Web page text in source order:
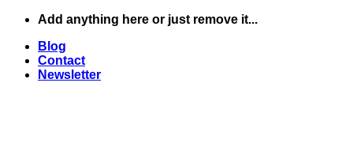
Skip
content
Add anything here or just remove it...
Blog
Contact
Newsletter